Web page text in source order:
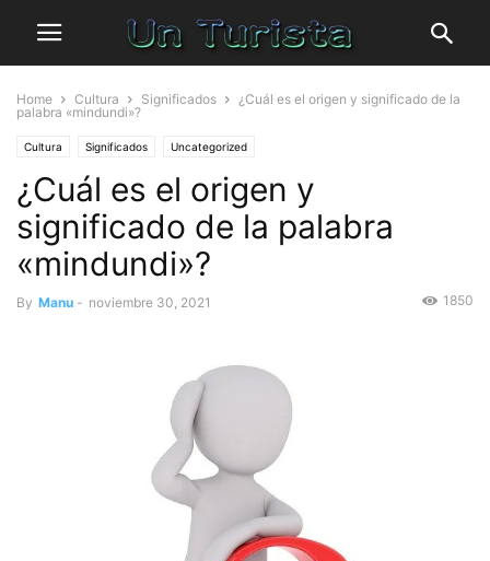
Home Cultura Significados
¿Cuál es el origen y significado de la
palabra «mindundi»?
Cultura Significados Uncategorized
¿Cuál es el origen y
significado de la palabra
«mindundi»?
By Manu - noviembre 30, 2021 1850